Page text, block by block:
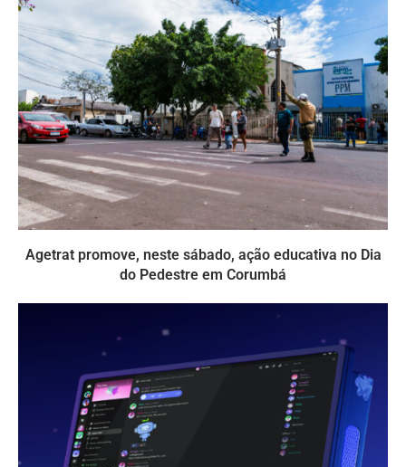
Agetrat promove, neste sábado, ação educativa no Dia
do Pedestre em Corumbá